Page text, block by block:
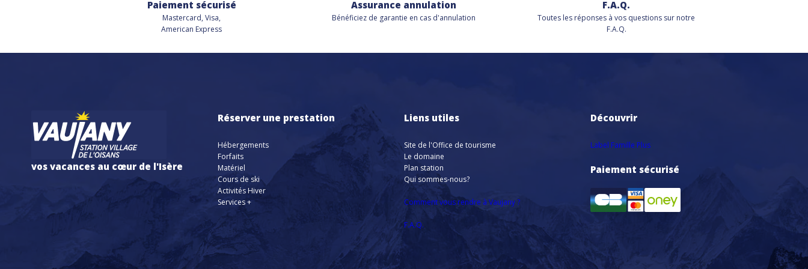
Paiement sécurisé
Mastercard, Visa,
American Express
Assurance annulation
Bénéficiez de garantie en cas d'annulation
F.A.Q.
Toutes les réponses à vos questions sur notre
F.A.Q.
vos vacances au cœur de l'Isère
Réserver une prestation
Hébergements
Forfaits
Matériel
Cours de ski
Activités Hiver
Services +
Liens utiles
Site de l'Office de tourisme
Le domaine
Plan station
Qui sommes-nous?
Comment vous rendre à Vaujany ?
F.A.Q.
Découvrir
Label Famille Plus
Paiement sécurisé